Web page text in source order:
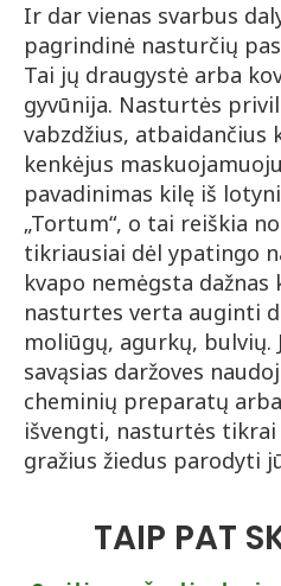
Ir dar vienas svarbus
pagrindinė nasturčių
Tai jų draugystė arba
gyvūnija. Nasturtės
vabzdžius, atbaidančius
kenkėjus
pavadinimas kilę iš
„Tortum“, o tai reiškia
tikriausiai dėl ypatingo
kvapo nemėgsta dažnas
nasturtes verta auginti
moliūgų, agurkų, bulvių.
savąsias daržoves
cheminių preparatų
išvengti, nasturtės tikrai
gražius žiedus parodyti
TAIP PAT